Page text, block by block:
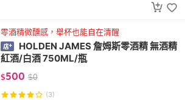
零酒精微醺感，舉杯也能自在清醒
HOLDEN JAMES 詹姆斯零酒精 無酒精
紅酒/白酒 750ML/瓶
$500 $0
(3)